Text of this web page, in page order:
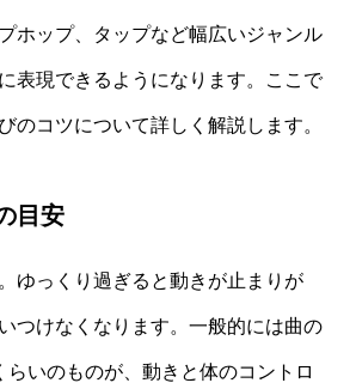
ホップ、タップなど幅広いジャンル
表現できるようになります。ここで
のコツについて詳しく解説します。
目安
ゆっくり過ぎると動きが止まりが
つけなくなります。一般的には曲の
らいのものが、動きと体のコントロ